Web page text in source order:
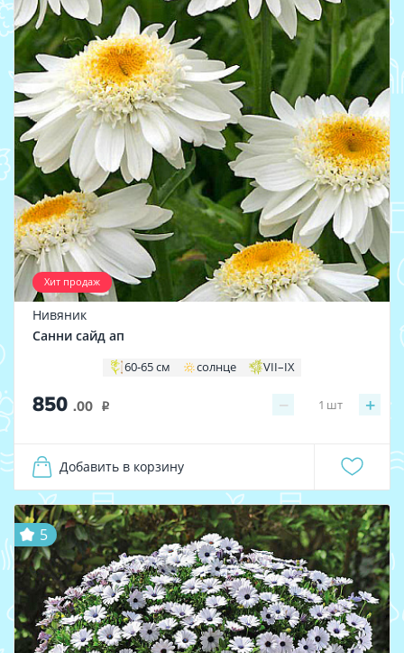
Хит продаж
Нивяник
Санни сайд ап
60-65 см солнце VII–IX
850 .00 i − +
1 шт
Добавить в корзину
5